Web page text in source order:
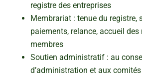
registre des entreprises
Membrariat : tenue du registre,
paiements, relance, accueil des
membres
Soutien administratif : au
d’administration et aux comités